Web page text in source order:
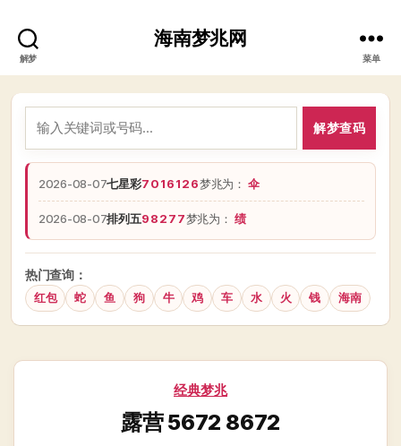
解梦
海南梦兆网
菜单
解梦查码
2026-08-07七星彩7016126梦兆为：伞
2026-08-07排列五98277梦兆为：绩
热门查询：
红包 蛇 鱼 狗 牛 鸡 车 水 火 钱 海南
分
经典梦兆
露营 5672 8672